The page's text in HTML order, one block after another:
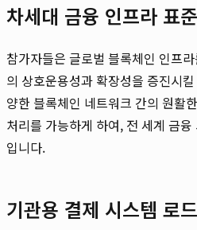
차세대 금융 인프라 표
참가자들은 글로벌 블록체인 인프
의 상호운용성과 확장성을 증진시
양한 블록체인 네트워크 간의 원활
처리를 가능하게 하여, 전 세계 금
입니다.
기관용 결제 시스템 로